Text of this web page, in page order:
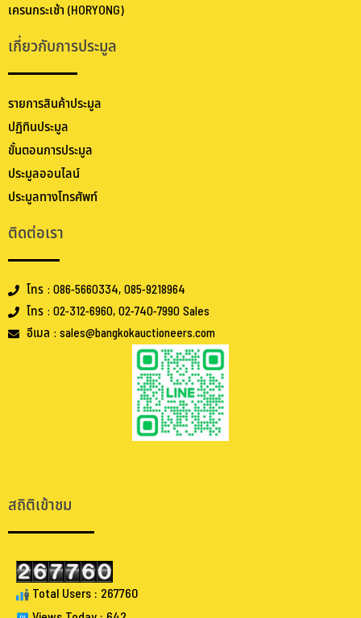
เครนกระเช้า (HORYONG)
เกี่ยวกับการประมูล
รายการสินค้าประมูล
ปฏิทินประมูล
ขั้นตอนการประมูล
ประมูลออนไลน์
ประมูลทางโทรศัพท์
ติดต่อเรา
โทร : 086-5660334, 085-9218964
โทร : 02-312-6960, 02-740-7990 Sales
อีเมล : sales@bangkokauctioneers.com
สถิติเข้าชม
Total Users : 267760